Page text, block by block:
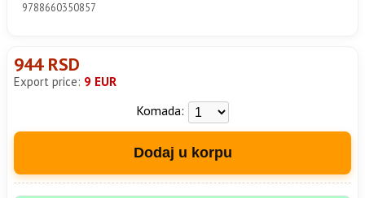
9788660350857
944 RSD
Export price: 9 EUR
Komada:
Dodaj u korpu